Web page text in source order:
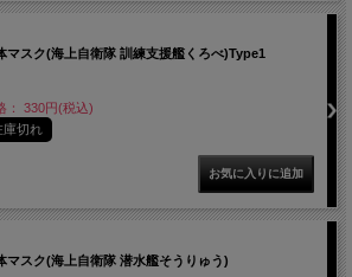
マスク(海上自衛隊 訓練支援艦くろべ)Type1
： 330円(税込)
庫切れ
マスク(海上自衛隊 潜水艦そうりゅう)